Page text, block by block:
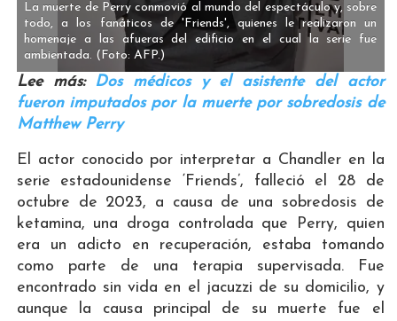
La muerte de Perry conmovió al mundo del espectáculo y, sobre
todo, a los fanáticos de 'Friends', quienes le realizaron un
homenaje a las afueras del edificio en el cual la serie fue
ambientada. (Foto: AFP.)
Lee más: Dos médicos y el asistente del actor
fueron imputados por la muerte por sobredosis de
Matthew Perry
El actor conocido por interpretar a Chandler en la
serie estadounidense ‘Friends’, falleció el 28 de
octubre de 2023, a causa de una sobredosis de
ketamina, una droga controlada que Perry, quien
era un adicto en recuperación, estaba tomando
como parte de una terapia supervisada. Fue
encontrado sin vida en el jacuzzi de su domicilio, y
aunque la causa principal de su muerte fue el